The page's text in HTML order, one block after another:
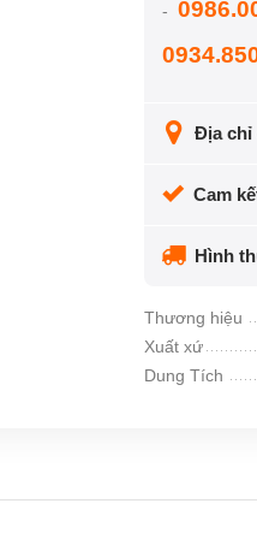
-
Địa chỉ
Cam
Hình
Thương hiệu
Xuất xứ
Dung Tích